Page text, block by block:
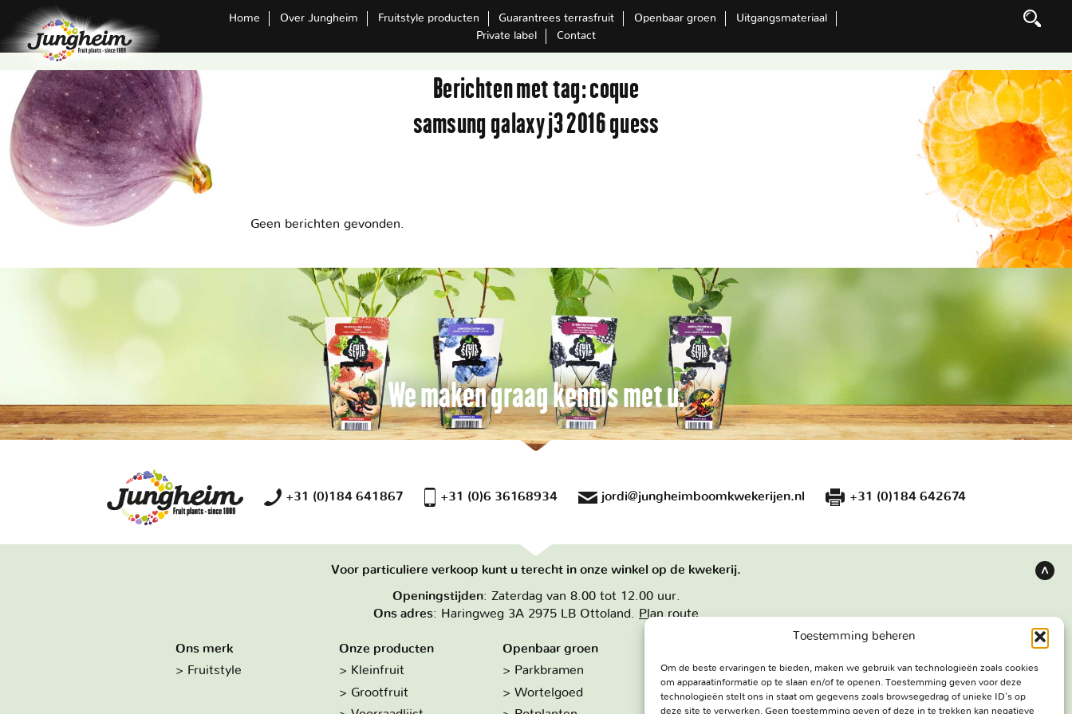
Toestemming beheren
Om de beste ervaringen te bieden, maken we gebruik van technologieën zoals cookies
om apparaatinformatie op te slaan en/of te openen. Toestemming geven voor deze
technologieën stelt ons in staat om gegevens zoals browsegedrag of unieke ID's op
deze site te verwerken. Geen toestemming geven of deze in te trekken kan negatieve
Home Over Jungheim Fruitstyle producten Guarantrees terrasfruit Openbaar groen
Uitgangsmateriaal
Private label
Contact
Berichten met tag:coque
samsung galaxy j3 2016 guess
Geen berichten gevonden.
We maken graag kennis met u.
+31 (0)184 641867 +31 (0)6 36168934 jordi@jungheimboomkwekerijen.nl +31 (0)184 642674
Voor particuliere verkoop kunt u terecht in onze winkel op de kwekerij.
Openingstijden: Zaterdag van 8.00 tot 12.00 uur.
Ons adres: Haringweg 3A 2975 LB Ottoland. Plan route
Ons merk
Fruitstyle
Onze producten
Kleinfruit
Grootfruit
Openbaar groen
Parkbramen
Wortelgoed
Hoe we werken
De kwekerij
Haringweg 3A
2975 LB Ottoland
boven